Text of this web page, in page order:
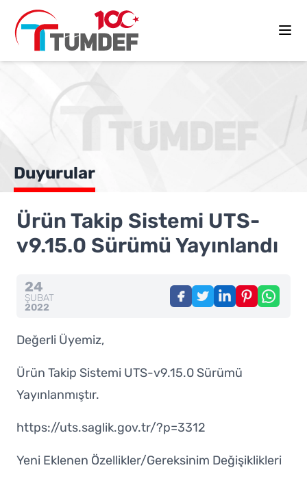
Duyurular
Ürün Takip Sistemi UTS-
v9.15.0 Sürümü Yayınlandı
24
ŞUBAT
2022
Değerli Üyemiz,
Ürün Takip Sistemi UTS-v9.15.0 Sürümü
Yayınlanmıştır.
https://uts.saglik.gov.tr/?p=3312
Yeni Eklenen Özellikler/Gereksinim Değişiklikleri